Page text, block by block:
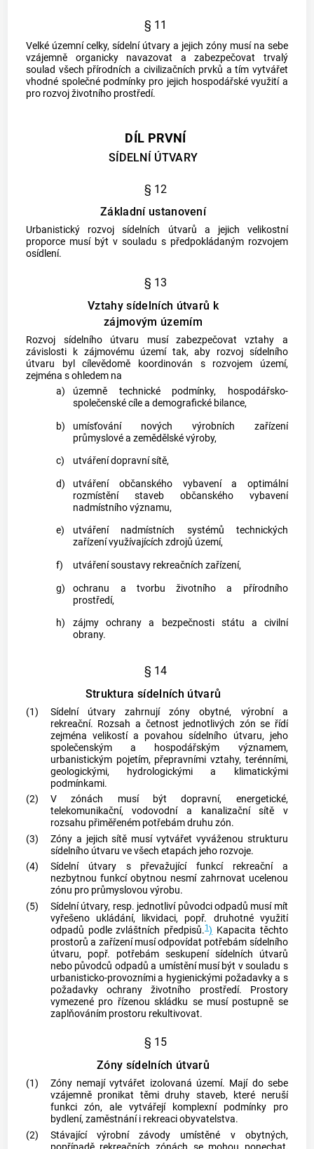
§ 11
Velké územní celky, sídelní útvary a jejich zóny musí na sebe
vzájemně organicky navazovat a zabezpečovat trvalý
soulad všech přírodních a civilizačních prvků a tím vytvářet
vhodné společné podmínky pro jejich hospodářské využití a
pro rozvoj životního prostředí.
DÍL PRVNÍ
SÍDELNÍ ÚTVARY
§ 12
Základní ustanovení
Urbanistický rozvoj sídelních útvarů a jejich velikostní
proporce musí být v souladu s předpokládaným rozvojem
osídlení.
§ 13
Vztahy sídelních útvarů k
zájmovým územím
Rozvoj sídelního útvaru musí zabezpečovat vztahy a
závislosti k zájmovému území tak, aby rozvoj sídelního
útvaru byl cílevědomě koordinován s rozvojem území,
zejména s ohledem na
a)
územně technické podmínky, hospodářsko-
společenské cíle a demografické bilance,
b)
umísťování nových výrobních zařízení
průmyslové a zemědělské výroby,
c)
utváření dopravní sítě,
d)
utváření občanského vybavení a optimální
rozmístění staveb občanského vybavení
nadmístního významu,
e)
utváření nadmístních systémů technických
zařízení využívajících zdrojů území,
f)
utváření soustavy rekreačních zařízení,
g)
ochranu a tvorbu životního a přírodního
prostředí,
h)
zájmy ochrany a bezpečnosti státu a civilní
obrany.
§ 14
Struktura sídelních útvarů
(1)
Sídelní útvary zahrnují zóny obytné, výrobní a
rekreační. Rozsah a četnost jednotlivých zón se řídí
zejména velikostí a povahou sídelního útvaru, jeho
společenským a hospodářským významem,
urbanistickým pojetím, přepravními vztahy, terénními,
geologickými, hydrologickými a klimatickými
podmínkami.
(2)
V zónách musí být dopravní, energetické,
telekomunikační, vodovodní a kanalizační sítě v
rozsahu přiměřeném potřebám druhu zón.
(3)
Zóny a jejich sítě musí vytvářet vyváženou strukturu
sídelního útvaru ve všech etapách jeho rozvoje.
(4)
Sídelní útvary s převažující funkcí rekreační a
nezbytnou funkcí obytnou nesmí zahrnovat ucelenou
zónu pro průmyslovou výrobu.
(5)
Sídelní útvary, resp. jednotliví původci odpadů musí mít
vyřešeno ukládání, likvidaci, popř. druhotné využití
odpadů podle zvláštních předpisů.1) Kapacita těchto
prostorů a zařízení musí odpovídat potřebám sídelního
útvaru, popř. potřebám seskupení sídelních útvarů
nebo původců odpadů a umístění musí být v souladu s
urbanisticko-provozními a hygienickými požadavky a s
požadavky ochrany životního prostředí. Prostory
vymezené pro řízenou skládku se musí postupně se
zaplňováním prostoru rekultivovat.
§ 15
Zóny sídelních útvarů
(1)
Zóny nemají vytvářet izolovaná území. Mají do sebe
vzájemně pronikat těmi druhy staveb, které neruší
funkci zón, ale vytvářejí komplexní podmínky pro
bydlení, zaměstnání i rekreaci obyvatelstva.
(2)
Stávající výrobní závody umístěné v obytných,